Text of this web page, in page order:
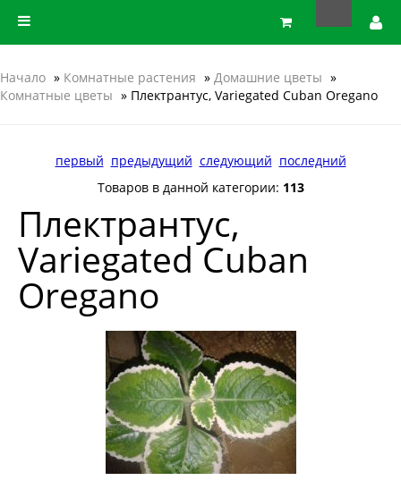
Начало » Комнатные растения » Домашние цветы »
Комнатные цветы » Плектрантус, Variegated Cuban Oregano
первый предыдущий следующий последний
Товаров в данной категории: 113
Плектрантус,
Variegated Cuban
Oregano